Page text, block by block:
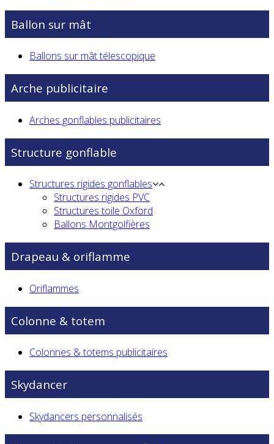
Ballon sur mât
Ballons sur mât télescopique
Arche publicitaire
Arches gonflables publicitaires
Structure gonflable
Structures rigides gonflables
Structures rigides PVC
Structures toile Oxford
Ballons Montgolfières
Drapeau & oriflamme
Oriflammes
Colonne & totem
Colonnes & totems publicitaires
Skydancer
Skydancers personnalisés